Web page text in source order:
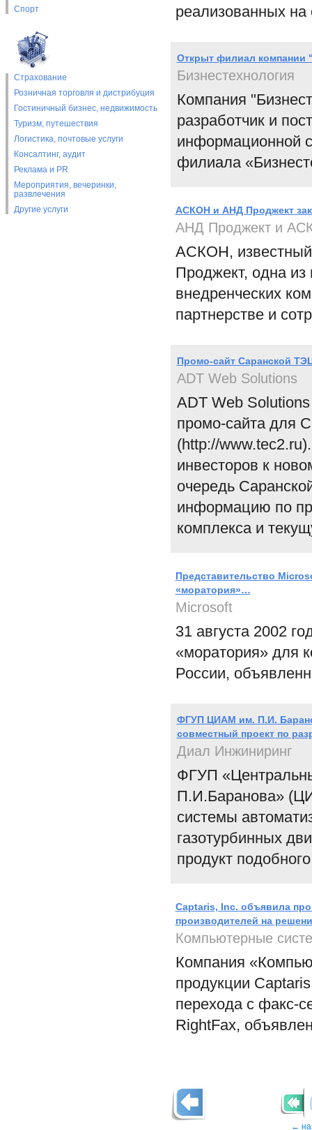
Спорт
Страхование
Розничная торговля и дистрибуция
Гостиничный бизнес, недвижимость
Туризм, путешествия
Логистика, почтовые услуги
Консалтинг, аудит
Реклама и PR
Мероприятия, вечеринки,
развлечения
Другие услуги
реализованных
Открыт филиал компании
Бизнестехнология
Компания
разработчик и
информационной
филиала
АСКОН и АНД Проджект
АНД Проджект и
АСКОН,
Проджект, одна из
внедренческих
партнерстве и
Промо-сайт Саранской
ADT Web Solutions
ADT Web
промо-сайта для
(http://
инвесторов к
очередь
информацию по
комплекса и
Представительство
«моратория»…
Microsoft
31 августа 2002
«моратория» для
России,
ФГУП ЦИАМ им. П.И.
совместный проект по
Диал Инжиниринг
ФГУП
П.И.Баранова»
системы
газотурбинных
продукт
Captaris, Inc. объявила
производителей на
Компьютерные
Компания
продукции
перехода с факс-
RightFax,
← на